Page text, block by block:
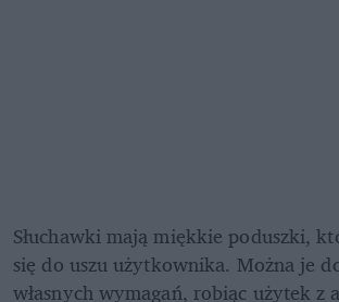
Słuchawki mają miękkie poduszki,
się do uszu użytkownika. Można je